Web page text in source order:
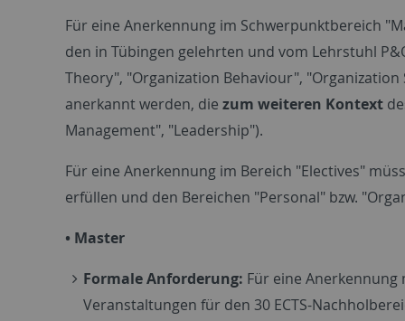
Für eine Anerkennung im Schwerpunktbereich
den in Tübingen gelehrten und vom Lehrstuhl
Theory", "Organization Behaviour",
anerkannt werden, die zum weiteren Kontext
Management", "Leadership").
Für eine Anerkennung im Bereich "Electives"
erfüllen und den Bereichen "Personal" bzw.
• Master
Formale Anforderung: Für eine
Veranstaltungen für den 30 ECTS-